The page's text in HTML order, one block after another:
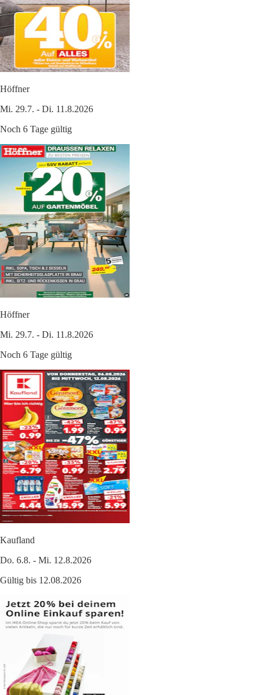
Höffner
Mi. 29.7. - Di. 11.8.2026
Noch 6 Tage gültig
Höffner
Mi. 29.7. - Di. 11.8.2026
Noch 6 Tage gültig
Kaufland
Do. 6.8. - Mi. 12.8.2026
Gültig bis 12.08.2026